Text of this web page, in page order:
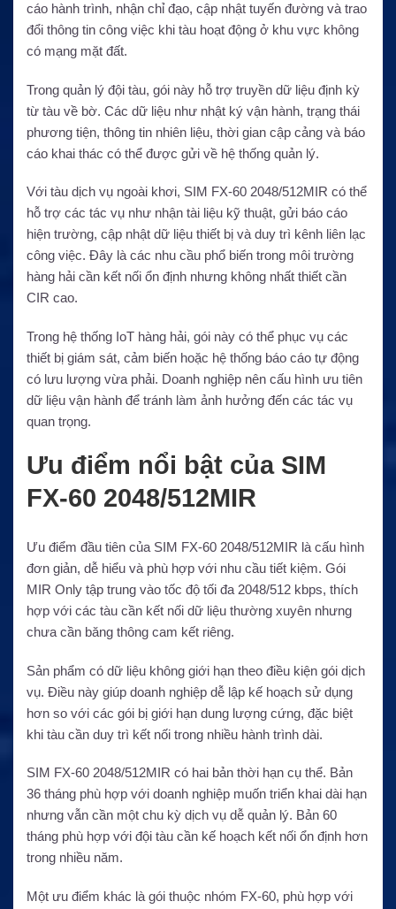
cáo hành trình, nhận chỉ đạo, cập nhật tuyến đường và trao
đổi thông tin công việc khi tàu hoạt động ở khu vực không
có mạng mặt đất.
Trong quản lý đội tàu, gói này hỗ trợ truyền dữ liệu định kỳ
từ tàu về bờ. Các dữ liệu như nhật ký vận hành, trạng thái
phương tiện, thông tin nhiên liệu, thời gian cập cảng và báo
cáo khai thác có thể được gửi về hệ thống quản lý.
Với tàu dịch vụ ngoài khơi, SIM FX-60 2048/512MIR có thể
hỗ trợ các tác vụ như nhận tài liệu kỹ thuật, gửi báo cáo
hiện trường, cập nhật dữ liệu thiết bị và duy trì kênh liên lạc
công việc. Đây là các nhu cầu phổ biến trong môi trường
hàng hải cần kết nối ổn định nhưng không nhất thiết cần
CIR cao.
Trong hệ thống IoT hàng hải, gói này có thể phục vụ các
thiết bị giám sát, cảm biến hoặc hệ thống báo cáo tự động
có lưu lượng vừa phải. Doanh nghiệp nên cấu hình ưu tiên
dữ liệu vận hành để tránh làm ảnh hưởng đến các tác vụ
quan trọng.
Ưu điểm nổi bật của SIM
FX-60 2048/512MIR
Ưu điểm đầu tiên của SIM FX-60 2048/512MIR là cấu hình
đơn giản, dễ hiểu và phù hợp với nhu cầu tiết kiệm. Gói
MIR Only tập trung vào tốc độ tối đa 2048/512 kbps, thích
hợp với các tàu cần kết nối dữ liệu thường xuyên nhưng
chưa cần băng thông cam kết riêng.
Sản phẩm có dữ liệu không giới hạn theo điều kiện gói dịch
vụ. Điều này giúp doanh nghiệp dễ lập kế hoạch sử dụng
hơn so với các gói bị giới hạn dung lượng cứng, đặc biệt
khi tàu cần duy trì kết nối trong nhiều hành trình dài.
SIM FX-60 2048/512MIR có hai bản thời hạn cụ thể. Bản
36 tháng phù hợp với doanh nghiệp muốn triển khai dài hạn
nhưng vẫn cần một chu kỳ dịch vụ dễ quản lý. Bản 60
tháng phù hợp với đội tàu cần kế hoạch kết nối ổn định hơn
trong nhiều năm.
Một ưu điểm khác là gói thuộc nhóm FX-60, phù hợp với